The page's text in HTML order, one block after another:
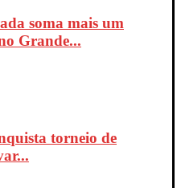
soma mais um
Grande...
torneio de